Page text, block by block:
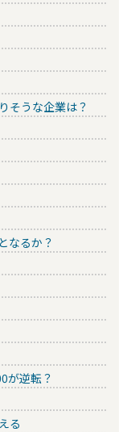
そうな企業は？
なるか？
が逆転？
る